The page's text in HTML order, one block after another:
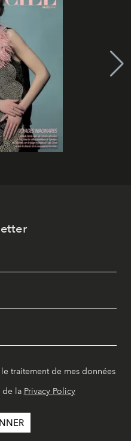
traitement de mes données
de la Privacy Policy